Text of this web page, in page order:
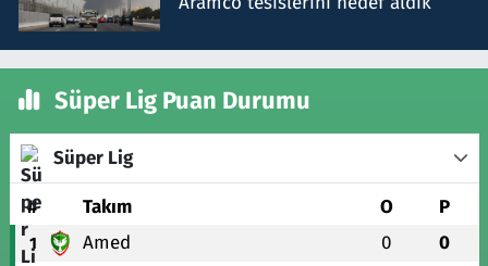
Süper Lig Puan Durumu
Süper Lig
# Takım O P
1 Amed 0 0